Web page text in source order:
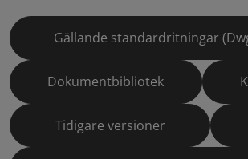
Gällande standardritningar
Dokumentbibliotek
Tidigare versioner